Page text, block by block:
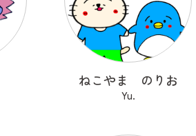
ねこやま のりお
Yu.